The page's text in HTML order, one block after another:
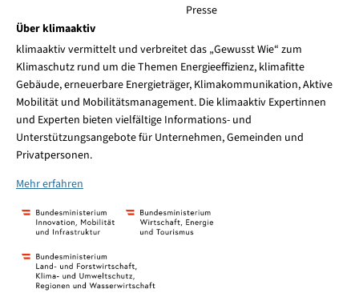
Presse
Über klimaaktiv
klimaaktiv vermittelt und verbreitet das „Gewusst Wie“ zum
Klimaschutz rund um die Themen Energieeffizienz, klimafitte
Gebäude, erneuerbare Energieträger, Klimakommunikation, Aktive
Mobilität und Mobilitätsmanagement. Die klimaaktiv Expertinnen
und Experten bieten vielfältige Informations- und
Unterstützungsangebote für Unternehmen, Gemeinden und
Privatpersonen.
Mehr erfahren